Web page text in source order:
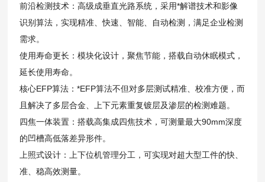
前沿检测技术：高级成垂直光路系统，采用*解谱技术和影像
识别算法，实现精准、快速、智能、自动检测，满足企业检测
需求。
使用寿命更长：模块化设计，聚焦节能，搭载自动休眠模式，
延长使用寿命。
核心EFP算法：*EFP算法不但对多层测试精准、校准方便，而
且解决了多层合金、上下元素重复镀层及渗层的检测难题。
四焦一体装置：搭载高集成四焦技术，可测量最大90mm深度
的凹槽高低落差异形件。
上照式设计：上下位机管理分工，可实现对超大型工件的快、
准、稳高效测量。